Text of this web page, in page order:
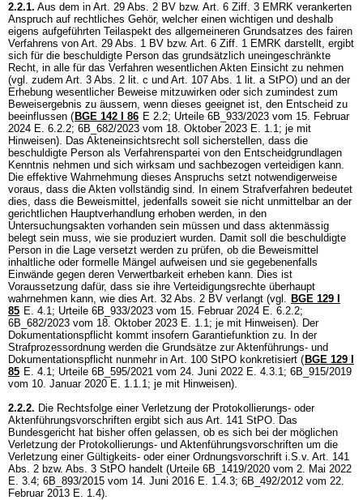
2.2.1. Aus dem in Art. 29 Abs. 2 BV bzw. Art. 6 Ziff. 3 EMRK verankerten
Anspruch auf rechtliches Gehör, welcher einen wichtigen und deshalb
eigens aufgeführten Teilaspekt des allgemeineren Grundsatzes des fairen
Verfahrens von Art. 29 Abs. 1 BV bzw. Art. 6 Ziff. 1 EMRK darstellt, ergibt
sich für die beschuldigte Person das grundsätzlich uneingeschränkte
Recht, in alle für das Verfahren wesentlichen Akten Einsicht zu nehmen
(vgl. zudem Art. 3 Abs. 2 lit. c und Art. 107 Abs. 1 lit. a StPO) und an der
Erhebung wesentlicher Beweise mitzuwirken oder sich zumindest zum
Beweisergebnis zu äussern, wenn dieses geeignet ist, den Entscheid zu
beeinflussen ( BGE 142 I 86 E 2.2; Urteile 6B_933/2023 vom 15. Februar
2024 E. 6.2.2; 6B_682/2023 vom 18. Oktober 2023 E. 1.1; je mit
Hinweisen). Das Akteneinsichtsrecht soll sicherstellen, dass die
beschuldigte Person als Verfahrenspartei von den Entscheidgrundlagen
Kenntnis nehmen und sich wirksam und sachbezogen verteidigen kann.
Die effektive Wahrnehmung dieses Anspruchs setzt notwendigerweise
voraus, dass die Akten vollständig sind. In einem Strafverfahren bedeutet
dies, dass die Beweismittel, jedenfalls soweit sie nicht unmittelbar an der
gerichtlichen Hauptverhandlung erhoben werden, in den
Untersuchungsakten vorhanden sein müssen und dass aktenmässig
belegt sein muss, wie sie produziert wurden. Damit soll die beschuldigte
Person in die Lage versetzt werden zu prüfen, ob die Beweismittel
inhaltliche oder formelle Mängel aufweisen und sie gegebenenfalls
Einwände gegen deren Verwertbarkeit erheben kann. Dies ist
Voraussetzung dafür, dass sie ihre Verteidigungsrechte überhaupt
wahrnehmen kann, wie dies Art. 32 Abs. 2 BV verlangt (vgl. BGE 129 I
85 E. 4.1; Urteile 6B_933/2023 vom 15. Februar 2024 E. 6.2.2;
6B_682/2023 vom 18. Oktober 2023 E. 1.1; je mit Hinweisen). Der
Dokumentationspflicht kommt insofern Garantiefunktion zu. In der
Strafprozessordnung werden die Grundsätze zur Aktenführungs- und
Dokumentationspflicht nunmehr in Art. 100 StPO konkretisiert ( BGE 129 I
85 E. 4.1; Urteile 6B_595/2021 vom 24. Juni 2022 E. 4.3.1; 6B_915/2019
vom 10. Januar 2020 E. 1.1.1; je mit Hinweisen).
2.2.2. Die Rechtsfolge einer Verletzung der Protokollierungs- oder
Aktenführungsvorschriften ergibt sich aus Art. 141 StPO. Das
Bundesgericht hat bisher offen gelassen, ob es sich bei der möglichen
Verletzung der Protokollierungs- und Aktenführungsvorschriften um die
Verletzung einer Gültigkeits- oder einer Ordnungsvorschrift i.S.v. Art. 141
Abs. 2 bzw. Abs. 3 StPO handelt (Urteile 6B_1419/2020 vom 2. Mai 2022
E. 3.4; 6B_893/2015 vom 14. Juni 2016 E. 1.4.3; 6B_492/2012 vom 22.
Februar 2013 E. 1.4).